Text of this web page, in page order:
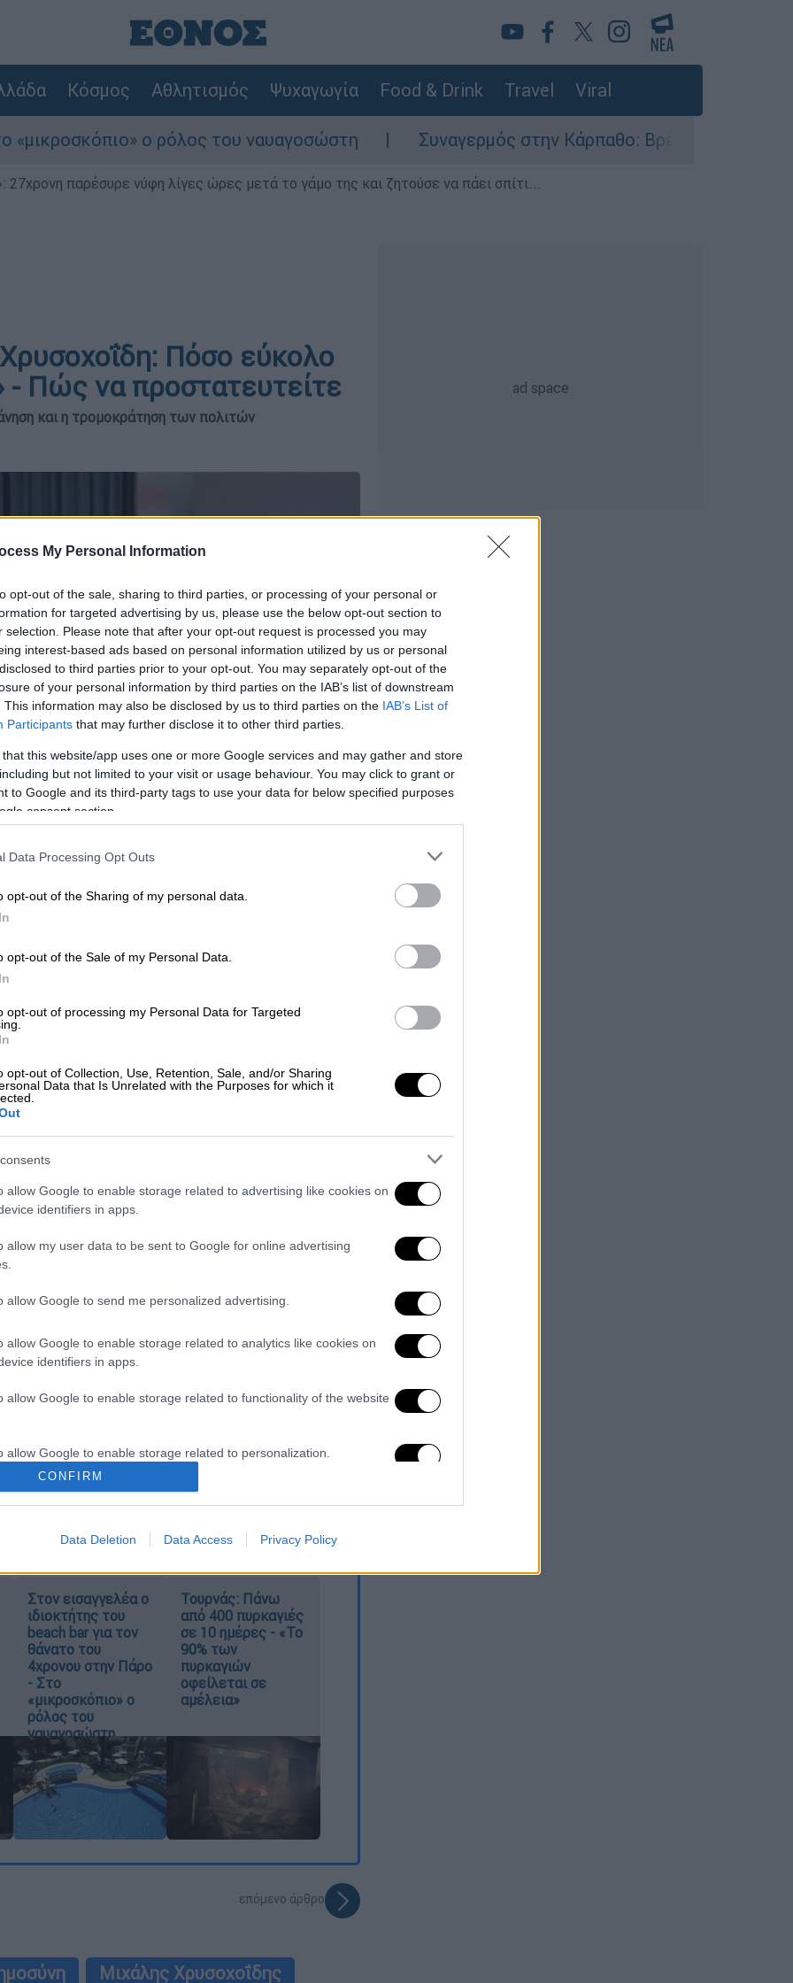
My Personal Information
opt-out of the sale, sharing to third parties, or processing of your personal or
for targeted advertising by us, please use the below opt-out section to
selection. Please note that after your opt-out request is processed you may
interest-based ads based on personal information utilized by us or personal
to third parties prior to your opt-out. You may separately opt-out of the
of your personal information by third parties on the IAB’s list of downstream
This information may also be disclosed by us to third parties on the IAB’s List of
Participants that may further disclose it to other third parties.
that this website/app uses one or more Google services and may gather and store
but not limited to your visit or usage behaviour. You may click to grant or
to Google and its third-party tags to use your data for below specified purposes
consent section.
Data Processing Opt Outs
opt-out of the Sharing of my personal data.
opt-out of the Sale of my Personal Data.
opt-out of processing my Personal Data for Targeted
opt-out of Collection, Use, Retention, Sale, and/or Sharing
Data that Is Unrelated with the Purposes for which it
allow Google to enable storage related to advertising like cookies on
identifiers in apps.
allow my user data to be sent to Google for online advertising
allow Google to send me personalized advertising.
allow Google to enable storage related to analytics like cookies on
identifiers in apps.
allow Google to enable storage related to functionality of the website
allow Google to enable storage related to personalization.
allow Google to enable storage related to security, including
CONFIRM
Data Deletion Data Access Privacy Policy
Κόσμος Αθλητισμός Ψυχαγωγία Food & Drink Travel Viral
ο ρόλος του ναυαγοσώστη Συναγερμός στην Κάρπαθο: Βρέθηκαν παλιά
παρέσυρε νύφη λίγες ώρες μετά το γάμο της και ζητούσε να πάει σπίτι...
Πόσο εύκολο
- Πώς να προστατευτείτε
και η τρομοκράτηση των πολιτών
το ΕΘΝΟΣ στη Google
ανησυχητικό τρόπο ξεκίνησε η
τον υπουργό Προστασίας του Πολίτη,
απενεργοποιήσουν τα κινητά τους λόγω
ήταν ένα προϊόν τεχνητής νοημοσύνης
πόσο εύκολη είναι πλέον η
πολιτών.
ΕΘΝΟΣ θα παρεμβαίνει και τα προσβλητικά σχόλια θα
Στον εισαγγελέα ο
ιδιοκτήτης του
beach bar για τον
θάνατο του
4χρονου στην Πάρο
- Στο
«μικροσκόπιο» ο
ρόλος του
ναυαγοσώστη
Τουρνάς: Πάνω
από 400 πυρκαγιές
σε 10 ημέρες - «Το
90% των
πυρκαγιών
οφείλεται σε
αμέλεια»
επόμενο άρθρο
Μιχάλης Χρυσοχοΐδης